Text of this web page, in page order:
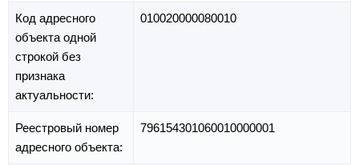
Код адресного
объекта одной
строкой без
признака
актуальности:
010020000080010
Реестровый номер
адресного объекта:
796154301060010000001